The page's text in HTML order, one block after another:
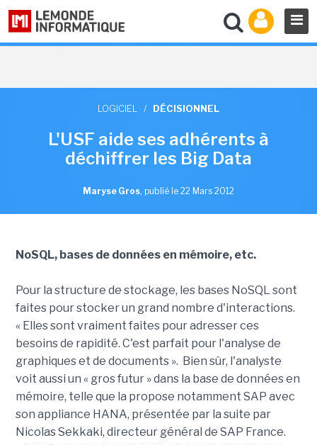
LOGICIEL / DÉCISIONNEL
L'USF aide ses adhérents à
déchiffrer les Big Data
Maryse Gros, publié le 22 Mars 2012
NoSQL, bases de données en mémoire, etc.
Pour la structure de stockage, les bases NoSQL sont
faites pour stocker un grand nombre d'interactions.
« Elles sont vraiment faites pour adresser ces
besoins de rapidité. C'est parfait pour l'analyse de
graphiques et de documents ». Bien sûr, l'analyste
voit aussi un « gros futur » dans la base de données en
mémoire, telle que la propose notamment SAP avec
son appliance HANA, présentée par la suite par
Nicolas Sekkaki, directeur général de SAP France.